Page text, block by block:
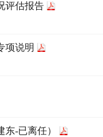
评估报告
项说明
-已离任）